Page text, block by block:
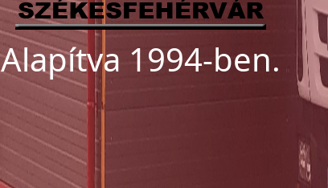
Alapítva 1994-ben.